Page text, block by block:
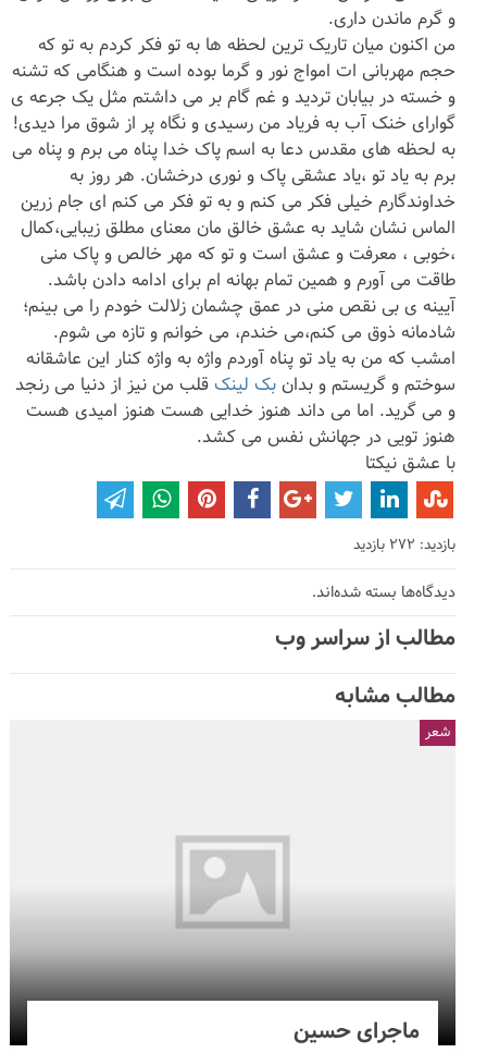
و گرم ماندن داری.
من اکنون میان تاریک ترین لحظه ها به تو فکر کردم به تو که
حجم مهربانی ات امواج نور و گرما بوده است و هنگامی که تشنه
و خسته در بیابان تردید و غم گام بر می داشتم مثل یک جرعه ی
گوارای خنک آب به فریاد من رسیدی و نگاه پر از شوق مرا دیدی!
به لحظه های مقدس دعا به اسم پاک خدا پناه می برم و پناه می
برم به یاد تو ،یاد عشقی پاک و نوری درخشان. هر روز به
خداوندگارم خیلی فکر می کنم و به تو فکر می کنم ای جام زرین
الماس نشان شاید به عشق خالق مان معنای مطلق زیبایی،کمال
،خوبی ، معرفت و عشق است و تو که مهر خالص و پاک منی
طاقت می آورم و همین تمام بهانه ام برای ادامه دادن باشد.
آیینه ی بی نقص منی در عمق چشمان زلالت خودم را می بینم؛
شادمانه ذوق می کنم،می خندم، می خوانم و تازه می شوم.
امشب که من به یاد تو پناه آوردم واژه به واژه کنار این عاشقانه
سوختم و گریستم و بدانبک لینکقلب من نیز از دنیا می رنجد
و می گرید. اما می داند هنوز خدایی هست هنوز امیدی هست
هنوز تویی در جهانش نفس می کشد.
با عشق نیکتا
بازدید: 272 بازدید
دیدگاه‌ها بسته شده‌اند.
مطالب از سراسر وب
مطالب مشابه
ماجرای حسین
شعر